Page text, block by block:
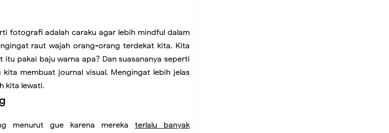
fotografi adalah caraku agar lebih mindful dalam
raut wajah orang-orang terdekat kita. Kita
pakai baju warna apa? Dan suasananya seperti
kita membuat journal visual. Mengingat lebih jelas
kita lewati.
menurut gue karena mereka terlalu banyak